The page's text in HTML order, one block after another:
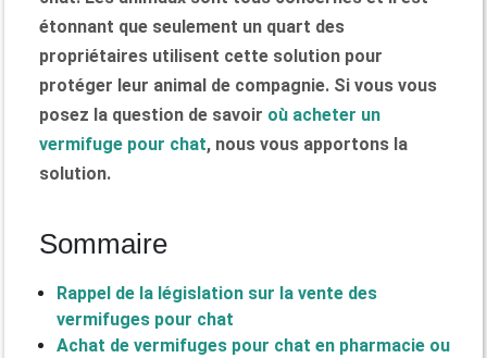
étonnant que seulement un quart des
propriétaires utilisent cette solution pour
protéger leur animal de compagnie. Si vous vous
posez la question de savoir où acheter un
vermifuge pour chat, nous vous apportons la
solution.
Sommaire
Rappel de la législation sur la vente des
vermifuges pour chat
Achat de vermifuges pour chat en pharmacie ou